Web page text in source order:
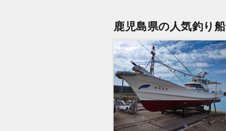
鹿児島県の人気釣り船